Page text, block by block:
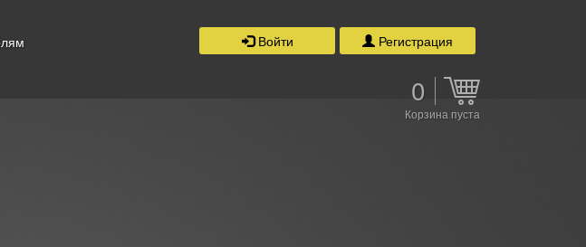
Войти Регистрация
0
Корзина пуста